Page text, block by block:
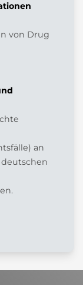
von Drug
an